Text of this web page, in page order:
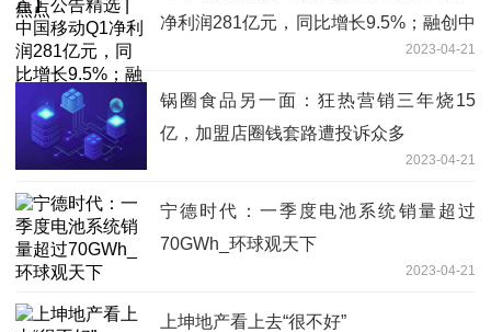
净利润281亿元，同比增长9.5%；融创中
国超过75%债务持有人加入重组支持2023-04-21
锅圈食品另一面：狂热营销三年烧15
亿，加盟店圈钱套路遭投诉众多
2023-04-21
宁德时代：一季度电池系统销量超过
70GWh_环球观天下
2023-04-21
上坤地产看上去“很不好”